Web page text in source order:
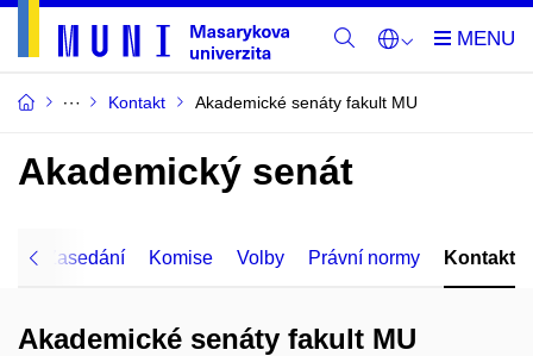
Kontakt Akademické senáty fakult MU
​Akademický senát
Zasedání Komise Volby Právní normy Kontakt
Akademické senáty fakult MU